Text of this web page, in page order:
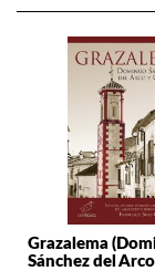
Grazalema
Sánchez del